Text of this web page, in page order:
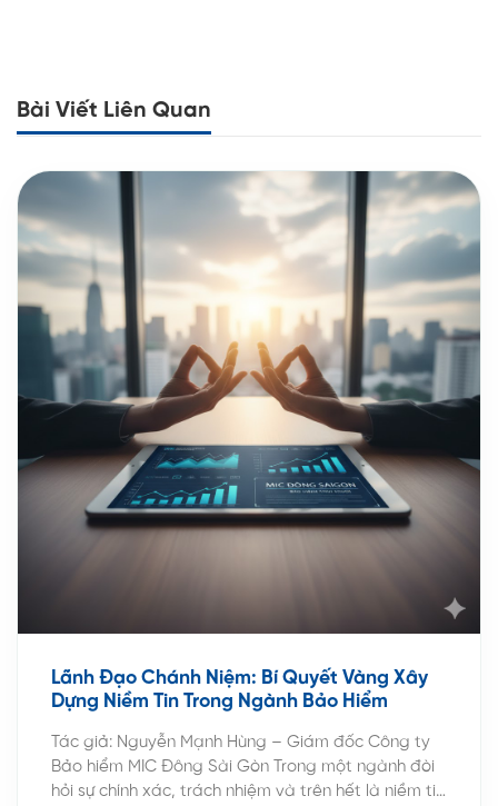
Bài Viết Liên Quan
Lãnh Đạo Chánh Niệm: Bí Quyết Vàng Xây
Dựng Niềm Tin Trong Ngành Bảo Hiểm
Tác giả: Nguyễn Mạnh Hùng – Giám đốc Công ty
Bảo hiểm MIC Đông Sài Gòn Trong một ngành đòi
hỏi sự chính xác, trách nhiệm và trên hết là niềm tin